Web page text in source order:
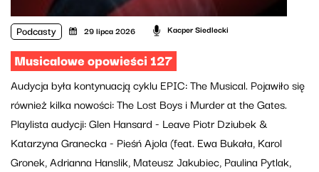
Podcasty 29 lipca 2026 Kacper Siedlecki
Musicalowe opowieści 127
Audycja była kontynuacją cyklu EPIC: The Musical. Pojawiło się
również kilka nowości: The Lost Boys i Murder at the Gates.
Playlista audycji: Glen Hansard - Leave Piotr Dziubek &
Katarzyna Granecka - Pieśń Ajola (feat. Ewa Bukała, Karol
Gronek, Adrianna Hanslik, Mateusz Jakubiec, Paulina Pytlak,